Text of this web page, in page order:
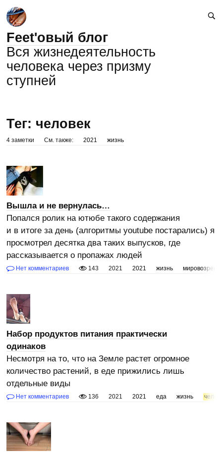
Feet'овый блог
Вся жизнедеятельность
человека через призму
ступней
Тег: человек
4 заметки См. также: 2021 жизнь
Вышла и не вернулась…
Попался ролик на ютюбе такого содержания
и в итоге за день (алгоритмы youtube постарались) я
просмотрел десятка два таких выпусков, где
рассказывается о пропажах людей
Нет комментариев 143 2021 2021 жизнь
Набор продуктов питания практически
одинаков
Несмотря на то, что на Земле растет огромное
количество растений, в еде прижились лишь
отдельные виды
Нет комментариев 136 2021 2021 еда жизнь